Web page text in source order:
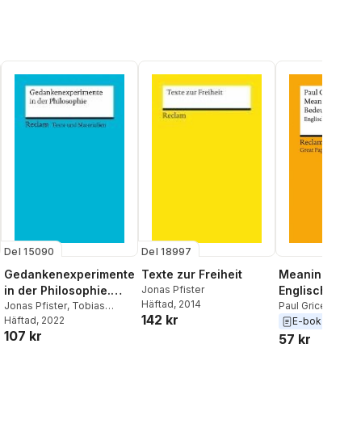
Del 15090
Gedankenexperimente
in der Philosophie.
Texte und Materialien
für den Unterricht
Jonas Pfister, Tobias
Zürcher
Häftad, 2022
107 kr
Del 18997
Texte zur Freiheit
Jonas Pfister
Häftad, 2014
142 kr
Meaning /
Englisch/
Paul Grice
E-bok
57 kr